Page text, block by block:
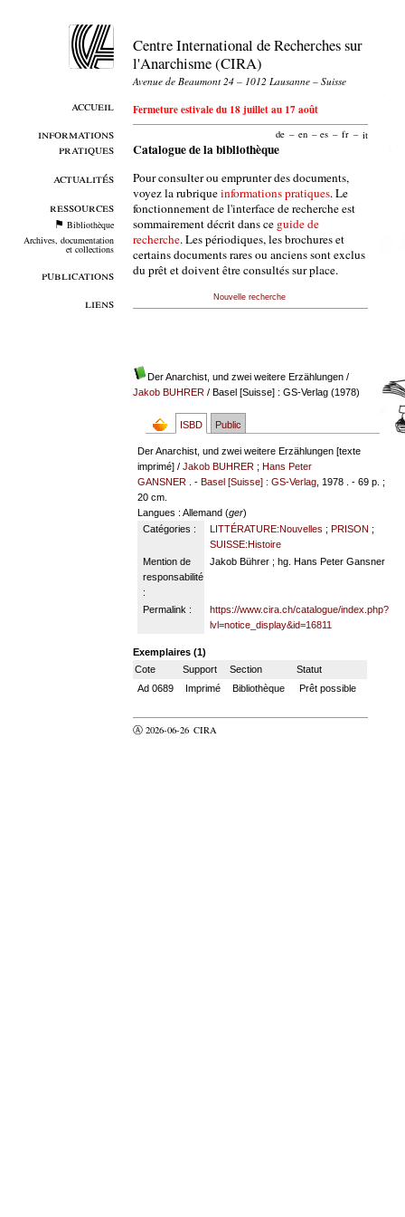
accueil
informations
pratiques
actualités
ressources
Bibliothèque
Archives, documentation
et collections
publications
liens
Centre International de Recherches sur
l'Anarchisme (CIRA)
Avenue de Beaumont 24 – 1012 Lausanne – Suisse
Fermeture estivale du 18 juillet au 17 août
de – en – es – fr – it
Catalogue de la bibliothèque
Pour consulter ou emprunter des documents,
voyez la rubriqueinformations pratiques. Le
fonctionnement de l'interface de recherche est
sommairement décrit dans ce guide de
recherche. Les périodiques, les brochures et
certains documents rares ou anciens sont exclus
du prêt et doivent être consultés sur place.
Nouvelle recherche
Der Anarchist, und zwei weitere Erzählungen/
Jakob BUHRER/ Basel [Suisse] : GS-Verlag (1978)
ISBD Public
Der Anarchist, und zwei weitere Erzählungen [texte
imprimé] /Jakob BUHRER ;Hans Peter
GANSNER . -Basel [Suisse] : GS-Verlag , 1978 . - 69 p. ;
20 cm.
Langues : Allemand (ger)
Catégories :
LITTÉRATURE:Nouvelles ; PRISON ;
SUISSE:Histoire
Mention de
responsabilité
:
Jakob Bührer ; hg. Hans Peter Gansner
Permalink :
https://www.cira.ch/catalogue/index.php?
lvl=notice_display&id=16811
Exemplaires (1)
Cote
Support Section
Statut
Ad 0689
Imprimé Bibliothèque Prêt possible
Ⓐ 2026-06-26 CIRA